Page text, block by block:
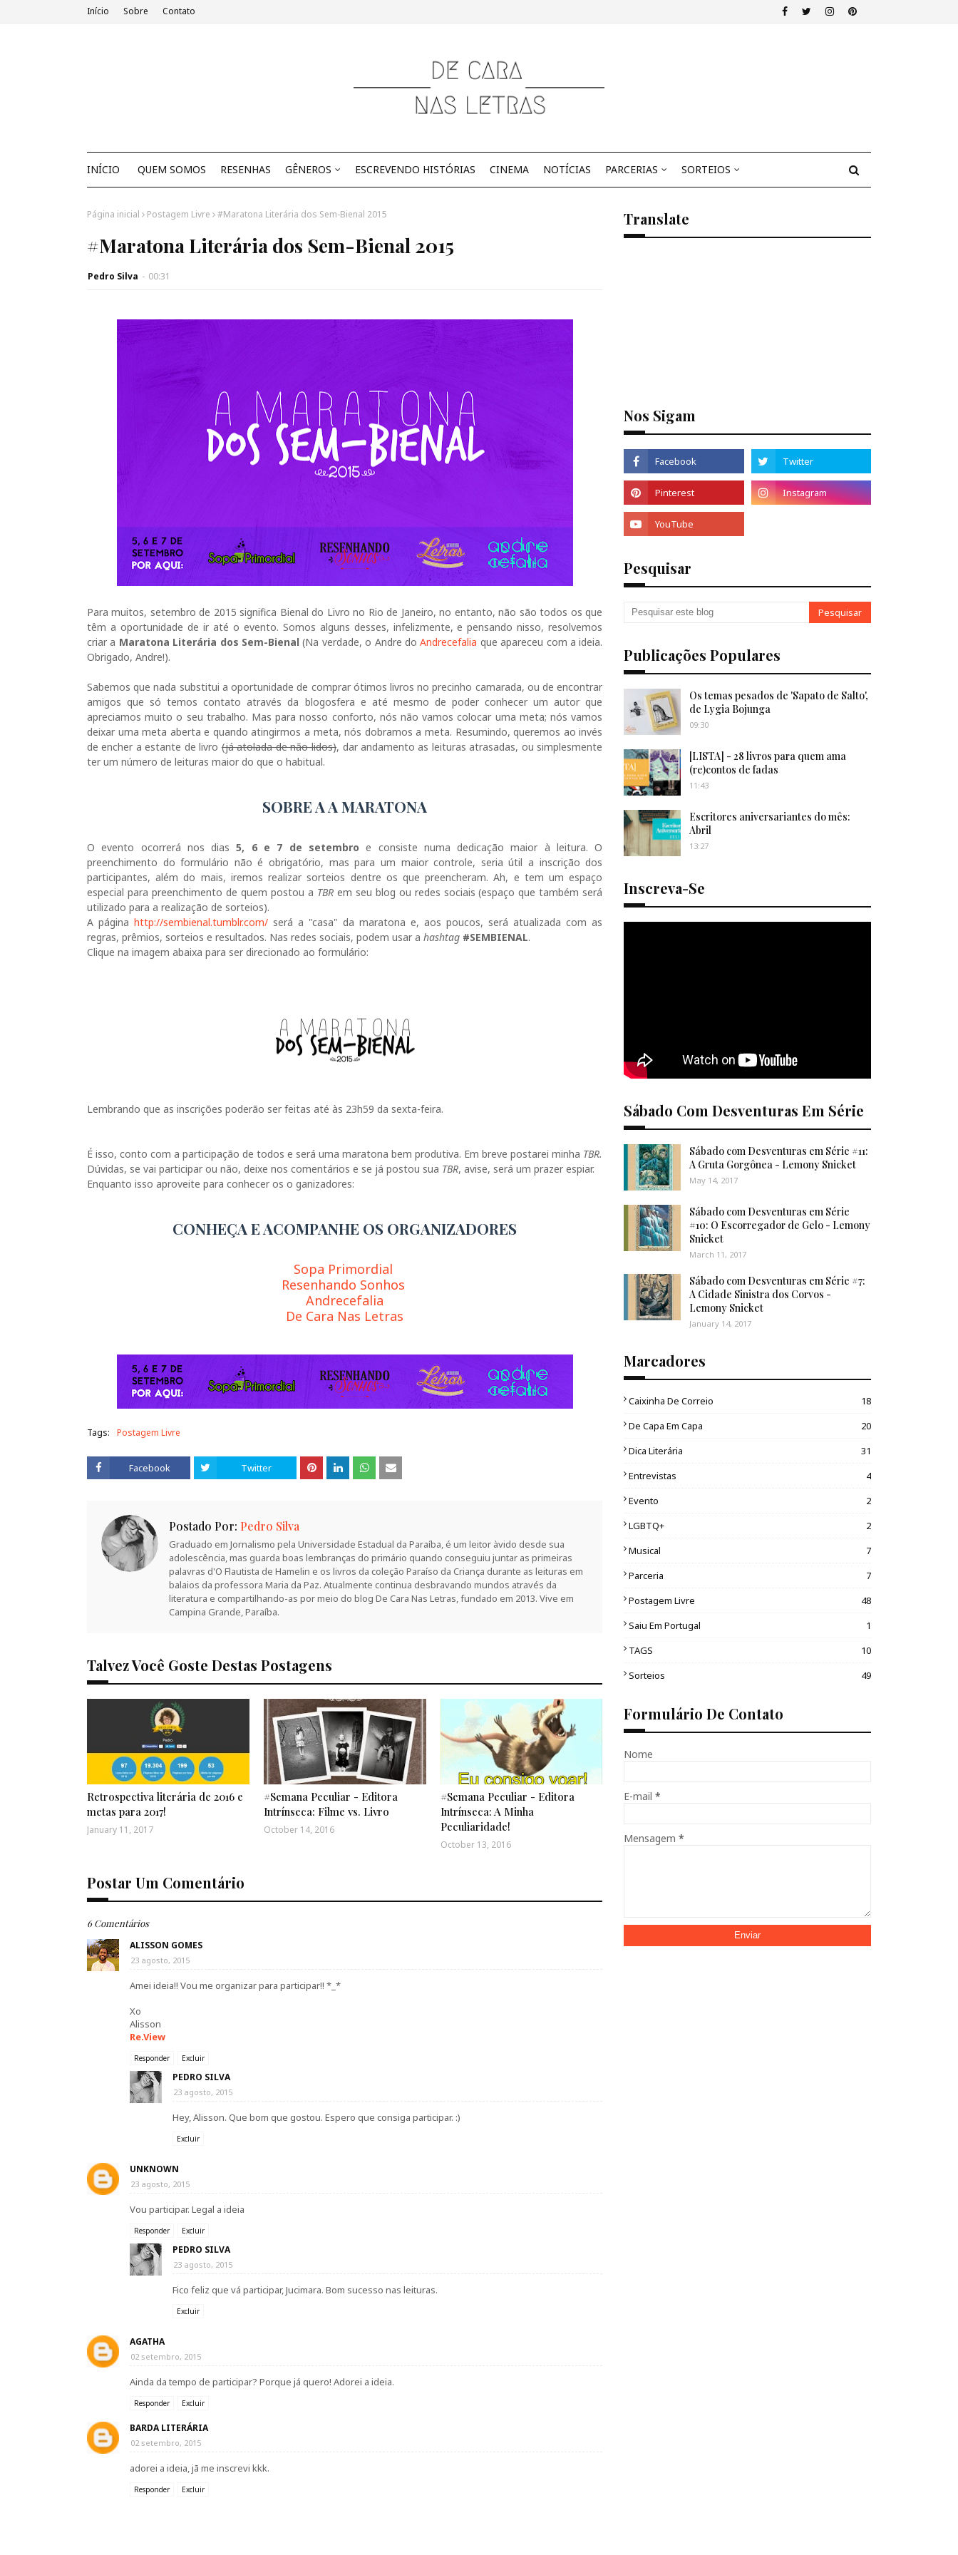
Início Sobre Contato
INÍCIO QUEM SOMOS RESENHAS GÊNEROS ESCREVENDO HISTÓRIAS CINEMA NOTÍCIAS PARCERIAS SORTEIOS
Página inicial Postagem Livre #Maratona Literária dos Sem-Bienal 2015
#Maratona Literária dos Sem-Bienal 2015
Pedro Silva - 00:31
Para muitos, setembro de 2015 significa Bienal do Livro no Rio de Janeiro, no entanto, não são todos os que
têm a oportunidade de ir até o evento. Somos alguns desses, infelizmente, e pensando nisso, resolvemos
criar a Maratona Literária dos Sem-Bienal(Na verdade, o Andre doAndrecefalia que apareceu com a ideia.
Obrigado, Andre!).
Sabemos que nada substitui a oportunidade de comprar ótimos livros no precinho camarada, ou de encontrar
amigos que só temos contato através da blogosfera e até mesmo de poder conhecer um autor que
apreciamos muito o seu trabalho. Mas para nosso conforto, nós não vamos colocar uma meta; nós vamos
deixar uma meta aberta e quando atingirmos a meta, nós dobramos a meta. Resumindo, queremos ao invés
de encher a estante de livro(já atolada de não-lidos), dar andamento as leituras atrasadas, ou simplesmente
ter um número de leituras maior do que o habitual.
SOBRE A A MARATONA
O evento ocorrerá nos dias5, 6 e 7 de setembro e consiste numa dedicação maior à leitura. O
preenchimento do formulário não é obrigatório, mas para um maior controle, seria útil a inscrição dos
participantes, além do mais, iremos realizar sorteios dentre os que preencheram. Ah, e tem um espaço
especial para preenchimento de quem postou a TBR em seu blog ou redes sociais (espaço que também será
utilizado para a realização de sorteios).
A páginahttp://sembienal.tumblr.com/ será a "casa" da maratona e, aos poucos, será atualizada com as
regras, prêmios, sorteios e resultados. Nas redes sociais, podem usar a hashtag #SEMBIENAL.
Clique na imagem abaixa para ser direcionado ao formulário:
Lembrando que as inscrições poderão ser feitas até às 23h59 da sexta-feira.
É isso, conto com a participação de todos e será uma maratona bem produtiva. Em breve postarei minha TBR.
Dúvidas, se vai participar ou não, deixe nos comentários e se já postou sua TBR, avise, será um prazer espiar.
Enquanto isso aproveite para conhecer os o ganizadores:
CONHEÇA E ACOMPANHE OS ORGANIZADORES
Sopa Primordial
Resenhando Sonhos
Andrecefalia
De Cara Nas Letras
Tags: Postagem Livre
Facebook Twitter
Postado Por: Pedro Silva
Graduado em Jornalismo pela Universidade Estadual da Paraíba, é um leitor àvido desde sua
adolescência, mas guarda boas lembranças do primário quando conseguiu juntar as primeiras
palavras d'O Flautista de Hamelin e os livros da coleção Paraíso da Criança durante as leituras em
balaios da professora Maria da Paz. Atualmente continua desbravando mundos através da
literatura e compartilhando-as por meio do blog De Cara Nas Letras, fundado em 2013. Vive em
Campina Grande, Paraíba.
Talvez Você Goste Destas Postagens
Retrospectiva literária de 2016 e
metas para 2017!
January 11, 2017
#Semana Peculiar - Editora
Intrínseca: Filme vs. Livro
October 14, 2016
#Semana Peculiar - Editora
Intrínseca: A Minha
Peculiaridade!
October 13, 2016
Postar Um Comentário
6 Comentários
ALISSON GOMES
23 agosto, 2015
Amei ideia!! Vou me organizar para participar!! *_*
Xo
Alisson
Re.View
Responder Excluir
PEDRO SILVA
23 agosto, 2015
Hey, Alisson. Que bom que gostou. Espero que consiga participar. :)
Excluir
UNKNOWN
23 agosto, 2015
Vou participar. Legal a ideia
Responder Excluir
PEDRO SILVA
23 agosto, 2015
Fico feliz que vá participar, Jucimara. Bom sucesso nas leituras.
Excluir
AGATHA
02 setembro, 2015
Ainda da tempo de participar? Porque já quero! Adorei a ideia.
Responder Excluir
BARDA LITERÁRIA
02 setembro, 2015
adorei a ideia, jã me inscrevi kkk.
Responder Excluir
Translate
Nos Sigam
Pesquisar
Publicações Populares
Os temas pesados de 'Sapato de Salto',
de Lygia Bojunga
09:30
[LISTA] - 28 livros para quem ama
(re)contos de fadas
11:43
Escritores aniversariantes do mês:
Abril
13:27
Inscreva-Se
Sábado Com Desventuras Em Série
Sábado com Desventuras em Série #11:
A Gruta Gorgônea - Lemony Snicket
May 14, 2017
Sábado com Desventuras em Série
#10: O Escorregador de Gelo - Lemony
Snicket
March 11, 2017
Sábado com Desventuras em Série #7:
A Cidade Sinistra dos Corvos -
Lemony Snicket
January 14, 2017
Marcadores
Caixinha De Correio
18
De Capa Em Capa
20
Dica Literária
31
Entrevistas
4
Evento
2
LGBTQ+
2
Musical
7
Parceria
7
Postagem Livre
48
Saiu Em Portugal
1
TAGS
10
Sorteios
49
Formulário De Contato
Nome
E-mail*
Mensagem*